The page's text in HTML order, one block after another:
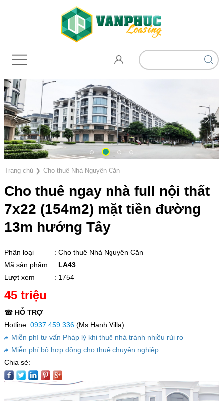
Trang chủ❯ Cho thuê Nhà Nguyên Căn
Cho thuê ngay nhà full nội thất
7x22 (154m2) mặt tiền đường
13m hướng Tây
Phân loại
: Cho thuê Nhà Nguyên Căn
Mã sản phẩm
: LA43
Lượt xem
: 1754
45 triệu
☎ HỖ TRỢ
Hotline: 0937.459.336(Ms Hạnh Villa)
Miễn phí tư vấn Pháp lý khi thuê nhà tránh nhiều rủi ro
Miễn phí bộ hợp đồng cho thuê chuyên nghiệp
Chia sẻ: